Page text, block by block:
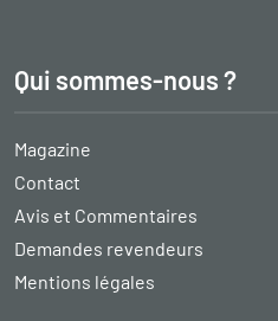
Qui sommes-nous ?
Magazine
Contact
Avis et Commentaires
Demandes revendeurs
Mentions légales